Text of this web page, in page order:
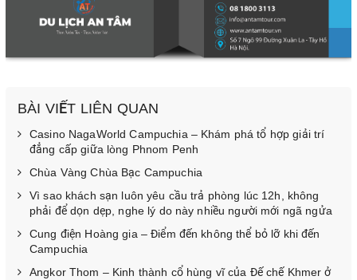
BÀI VIẾT LIÊN QUAN
Casino NagaWorld Campuchia – Khám phá tổ hợp giải trí
đẳng cấp giữa lòng Phnom Penh
Chùa Vàng Chùa Bạc Campuchia
Vì sao khách sạn luôn yêu cầu trả phòng lúc 12h, không
phải để dọn dẹp, nghe lý do này nhiều người mới ngã ngửa
Cung điện Hoàng gia – Điểm đến không thể bỏ lỡ khi đến
Campuchia
Angkor Thom – Kinh thành cổ hùng vĩ của Đế chế Khmer ở